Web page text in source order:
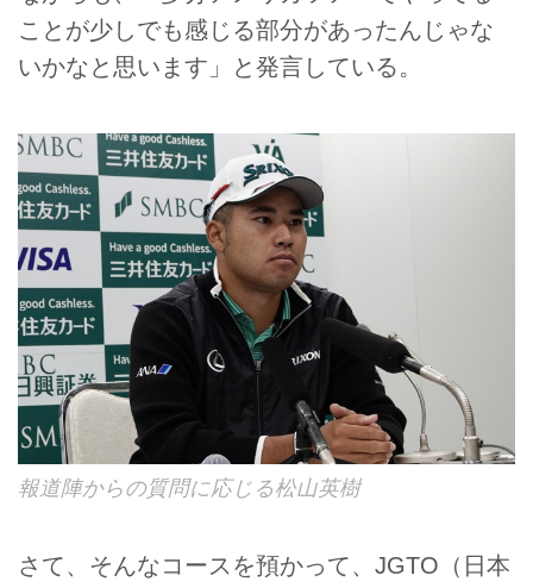
ことが少しでも感じる部分があったんじゃな
いかなと思います」と発言している。
報道陣からの質問に応じる松山英樹
さて、そんなコースを預かって、JGTO（日本